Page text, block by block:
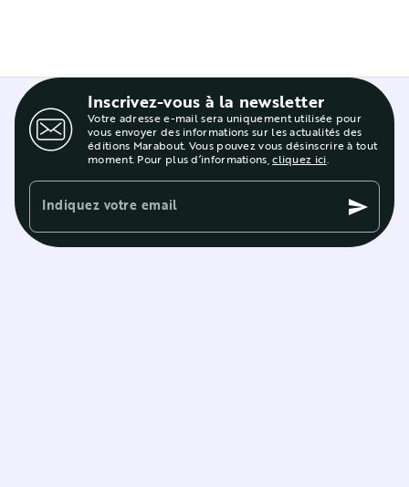
Inscrivez-vous à la newsletter
Votre adresse e-mail sera uniquement utilisée pour
vous envoyer des informations sur les actualités des
éditions Marabout. Vous pouvez vous désinscrire à tout
moment. Pour plus d’informations,cliquez ici.
Indiquez votre email send